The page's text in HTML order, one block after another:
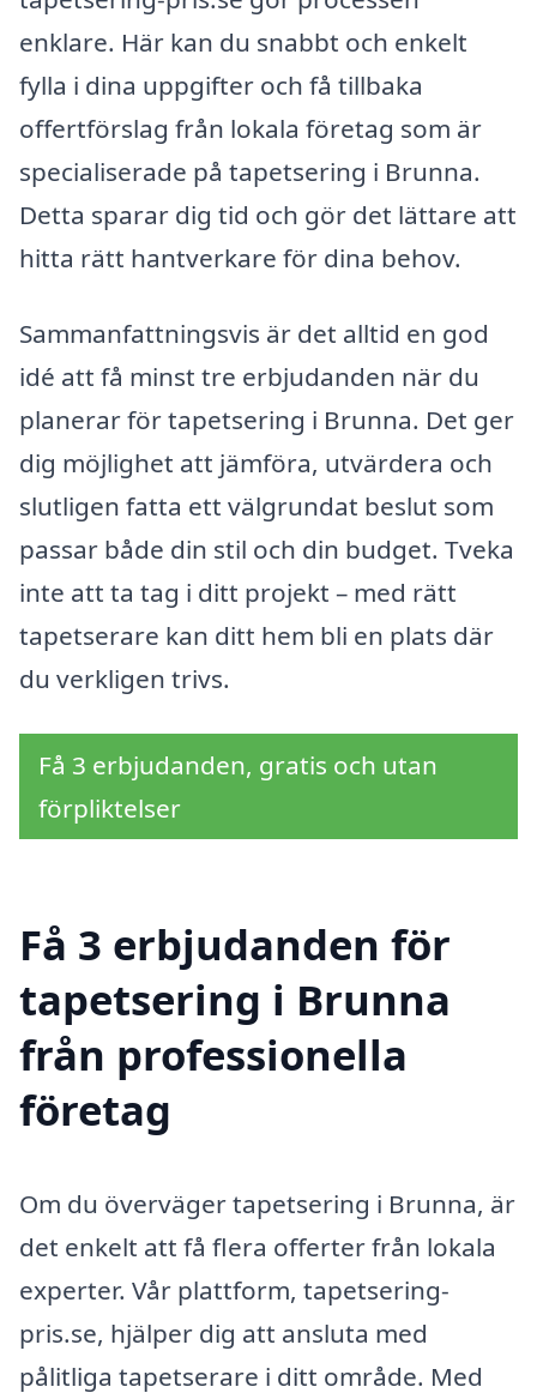
enklare. Här kan du snabbt och enkelt
fylla i dina uppgifter och få tillbaka
offertförslag från lokala företag som är
specialiserade på tapetsering i Brunna.
Detta sparar dig tid och gör det lättare att
hitta rätt hantverkare för dina behov.
Sammanfattningsvis är det alltid en god
idé att få minst tre erbjudanden när du
planerar för tapetsering i Brunna. Det ger
dig möjlighet att jämföra, utvärdera och
slutligen fatta ett välgrundat beslut som
passar både din stil och din budget. Tveka
inte att ta tag i ditt projekt – med rätt
tapetserare kan ditt hem bli en plats där
du verkligen trivs.
Få 3 erbjudanden, gratis och utan
förpliktelser
Få 3 erbjudanden för
tapetsering i Brunna
från professionella
företag
Om du överväger tapetsering i Brunna, är
det enkelt att få flera offerter från lokala
experter. Vår plattform, tapetsering-
pris.se, hjälper dig att ansluta med
pålitliga tapetserare i ditt område. Med